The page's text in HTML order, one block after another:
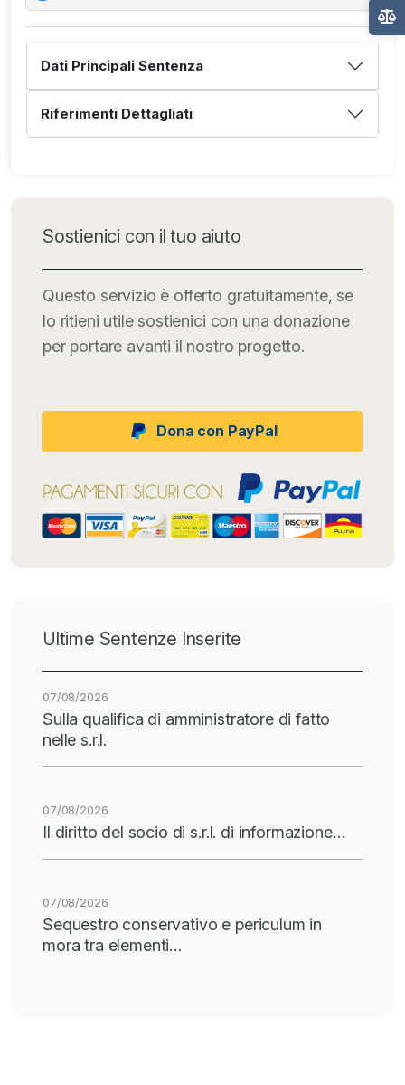
Dati Principali Sentenza
Riferimenti Dettagliati
Sostienici con il tuo aiuto
Questo servizio è offerto gratuitamente, se
lo ritieni utile sostienici con una donazione
per portare avanti il nostro progetto.
Dona con PayPal
Ultime Sentenze Inserite
07/08/2026
Sulla qualifica di amministratore di fatto
nelle s.r.l.
07/08/2026
Il diritto del socio di s.r.l. di informazione…
07/08/2026
Sequestro conservativo e periculum in
mora tra elementi…